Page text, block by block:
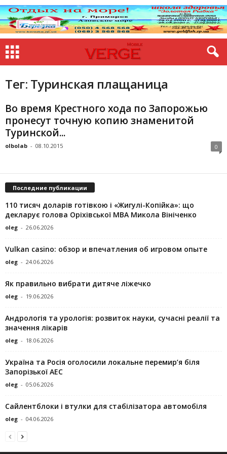
Тег: Туринская плащаница
Во время Крестного хода по Запорожью
пронесут точную копию знаменитой
Туринской...
olbolab - 08.10.2015 0
Последние публикации
110 тисяч доларів готівкою і «Жигулі-Копійка»: що
декларує голова Оріхівської МВА Микола Вініченко
oleg - 26.06.2026
Vulkan casino: обзор и впечатления об игровом опыте
oleg - 24.06.2026
Як правильно вибрати дитяче ліжечко
oleg - 19.06.2026
Андрологія та урологія: розвиток науки, сучасні реалії та
значення лікарів
oleg - 18.06.2026
Україна та Росія оголосили локальне перемир’я біля
Запорізької АЕС
oleg - 05.06.2026
Сайлентблоки і втулки для стабілізатора автомобіля
oleg - 04.06.2026